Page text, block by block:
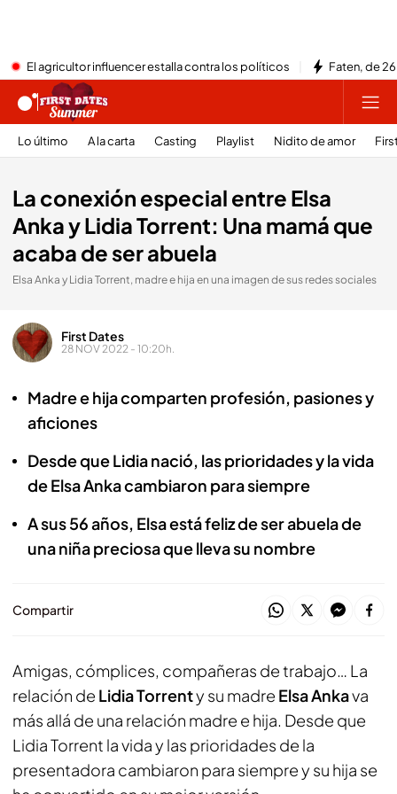
El agricultor influencer estalla contra los políticos Faten, de
Lo último A la carta Casting Playlist Nidito de amor
La conexión especial entre Elsa
Anka y Lidia Torrent: Una mamá que
acaba de ser abuela
Elsa Anka y Lidia Torrent, madre e hija en una imagen de sus redes sociales
First Dates
28 NOV 2022 - 10:20h.
Madre e hija comparten profesión, pasiones y
aficiones
Desde que Lidia nació, las prioridades y la vida
de Elsa Anka cambiaron para siempre
A sus 56 años, Elsa está feliz de ser abuela de
una niña preciosa que lleva su nombre
Compartir
Amigas, cómplices, compañeras de trabajo… La
relación de Lidia Torrenty su madre Elsa Ankava
más allá de una relación madre e hija. Desde que
Lidia Torrent la vida y las prioridades de la
presentadora cambiaron para siempre y su hija se